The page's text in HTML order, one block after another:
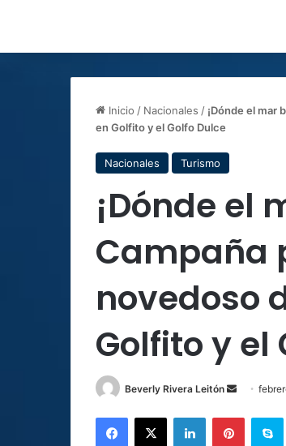
Inicio / Nacionales / ¡Dónde el mar
en Golfito y el Golfo Dulce
Nacionales Turismo
¡Dónde el
Campaña
novedoso
Golfito y el
Beverly Rivera Leitón
Send
Facebook
X LinkedInPinterest